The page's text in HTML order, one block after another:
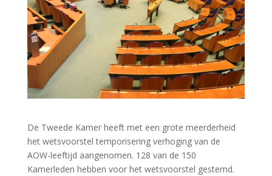
De Tweede Kamer heeft met een grote meerderheid
het wetsvoorstel temporisering verhoging van de
AOW-leeftijd aangenomen. 128 van de 150
Kamerleden hebben voor het wetsvoorstel gestemd.